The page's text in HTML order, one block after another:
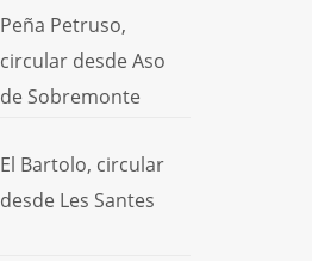
Peña Petruso,
circular desde Aso
de Sobremonte
El Bartolo, circular
desde Les Santes